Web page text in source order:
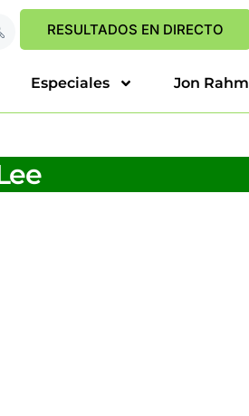
RESULTADOS EN DIRECTO
Especiales Jon Rahm